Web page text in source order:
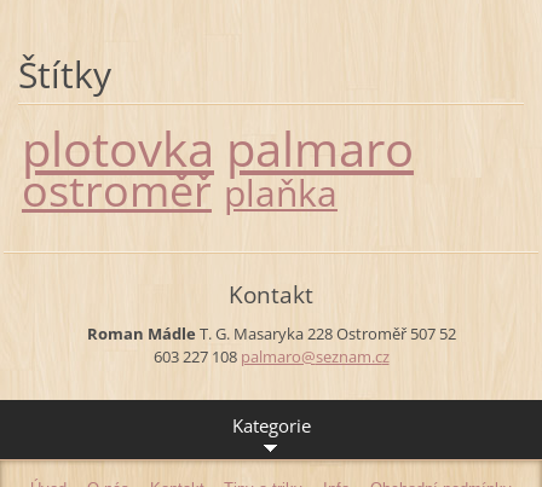
Štítky
plotovka palmaro
ostroměř plaňka
Kontakt
Roman Mádle T. G. Masaryka 228Ostroměř507 52
603 227 108 palmaro@seznam.cz
Kategorie